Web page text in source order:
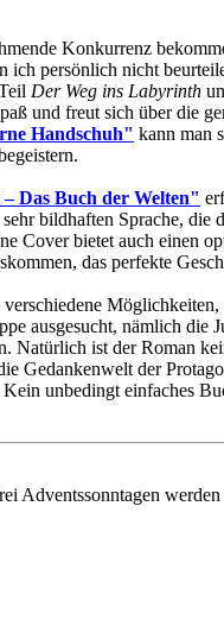
Konkurrenz
ich persönlich nicht
Der Weg ins Labyrinth
und freut sich über die
Handschuh" kann man
Das Buch der Welten"
bildhaften Sprache,
Cover bietet auch einen
das perfekte
ausgesucht, nämlich die
ist der Roman
der
unbedingt einfaches
Adventssonntagen